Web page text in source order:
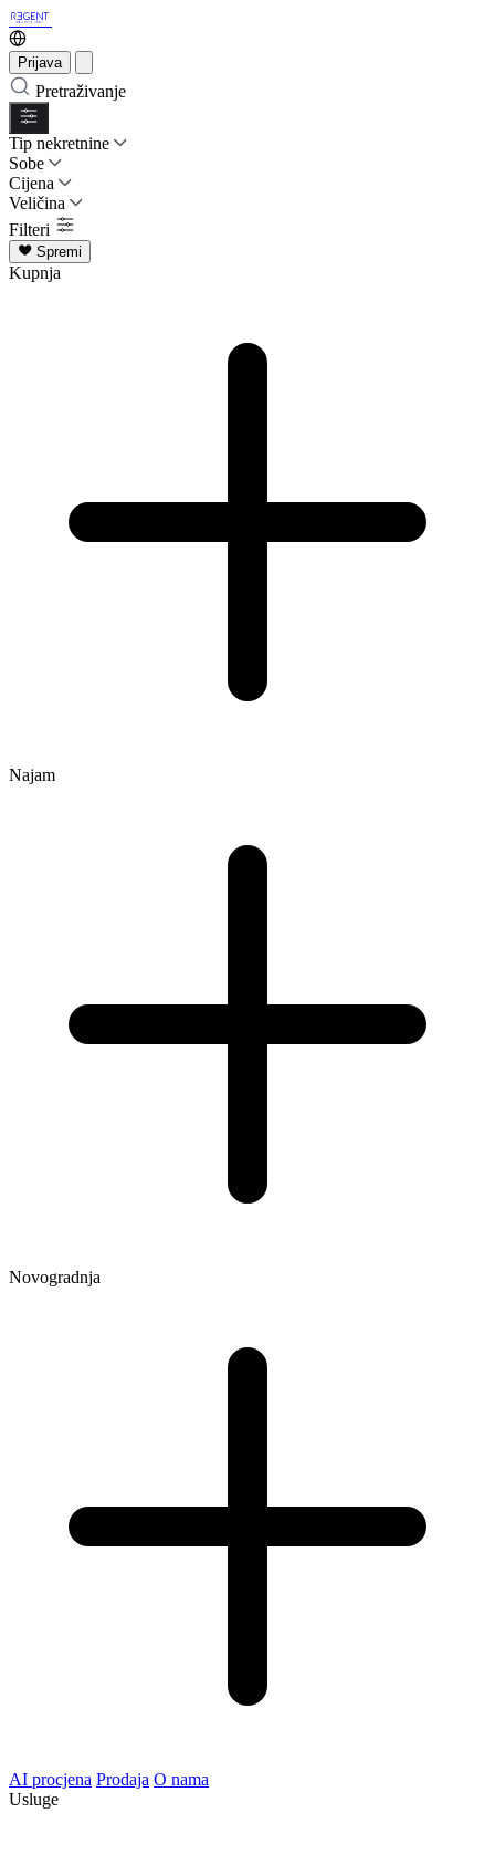
Prijava
Pretraživanje
Tip nekretnine
Sobe
Cijena
Veličina
Filteri
Spremi
Kupnja
Najam
Novogradnja
AI procjena Prodaja O nama
Usluge